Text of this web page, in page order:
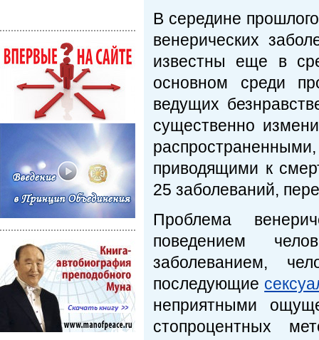
В середине
венерических
известны еще в
основном среди
ведущих
существенно
приводящими к
25 заболеваний,
Проблема
поведением
заболеванием,
последующие
неприятными
стопроцентных